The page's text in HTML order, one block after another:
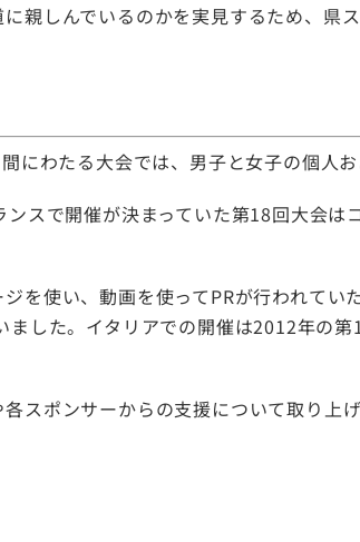
親しんでいるのかを実見するため、県
わたる大会では、男子と女子の個人お
スで開催が決まっていた第18回大会は
使い、動画を使ってPRが行われてい
した。イタリアでの開催は2012年の
ポンサーからの支援について取り上げ